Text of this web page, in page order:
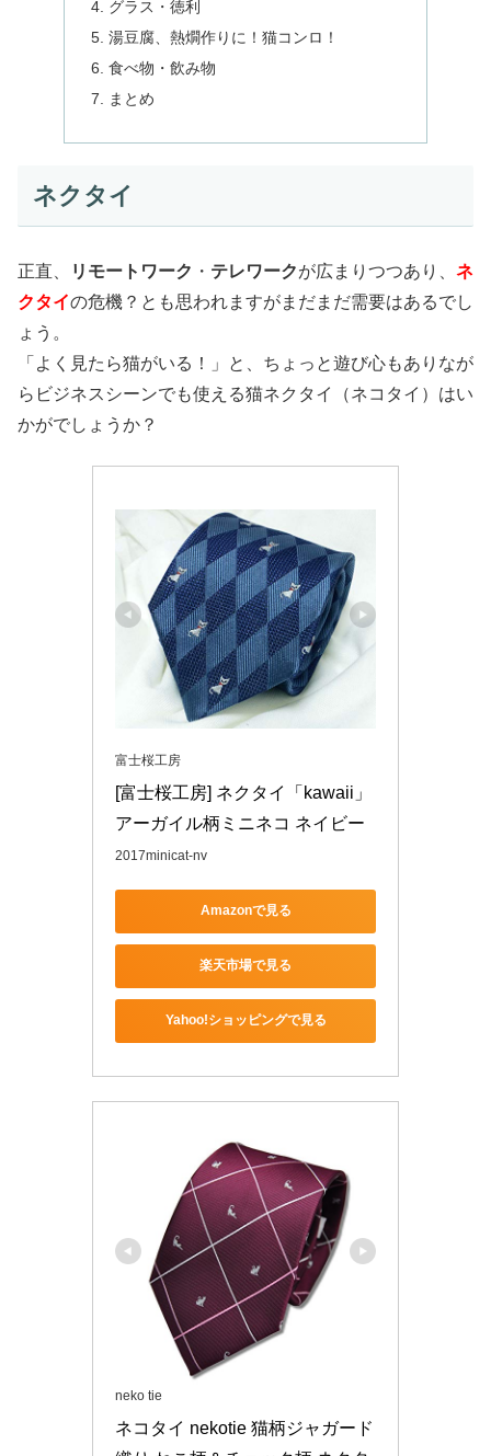
グラス・徳利
湯豆腐、熱燗作りに！猫コンロ！
食べ物・飲み物
まとめ
ネクタイ
正直、 リモートワーク ・ テレワークが広まりつつあり、 ネ
クタイの危機？とも思われますがまだまだ需要はあるでし
ょう。
「よく見たら猫がいる！」と、ちょっと遊び心もありなが
らビジネスシーンでも使える猫ネクタイ（ネコタイ）はい
かがでしょうか？
富士桜工房
[富士桜工房] ネクタイ「kawaii」
アーガイル柄ミニネコ ネイビー
2017minicat-nv
Amazonで見る
楽天市場で見る
Yahoo!ショッピングで見る
neko tie
ネコタイ nekotie 猫柄ジャガード